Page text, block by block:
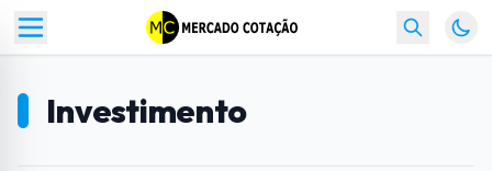
Investimento